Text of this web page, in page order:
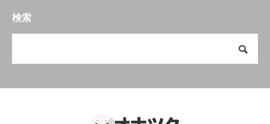
検索